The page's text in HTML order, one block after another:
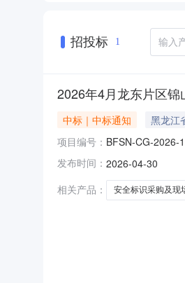
招投标 1
2026年4月龙东片区
中标｜中标通知 黑龙江
项目编号： BFSN-CG-2026-
发布时间： 2026-04-30
相关产品：
安全标识采购及现